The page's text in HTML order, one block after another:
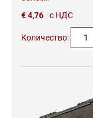
€ 4,76
с НДС
Количество: